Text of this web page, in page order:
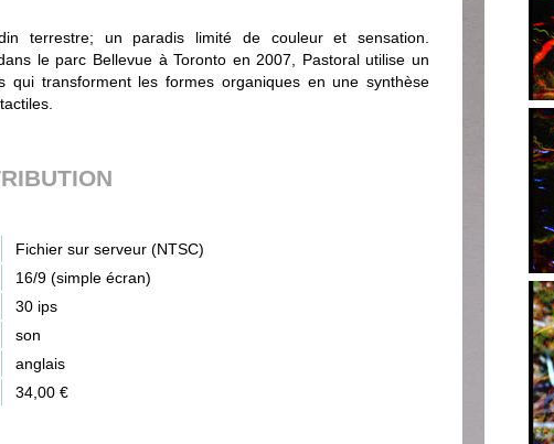
terrestre; un paradis limité de couleur et sensation.
le parc Bellevue à Toronto en 2007, Pastoral utilise un
qui transforment les formes organiques en une synthèse
Fichier sur serveur (NTSC)
16/9 (simple écran)
30 ips
son
anglais
34,00 €